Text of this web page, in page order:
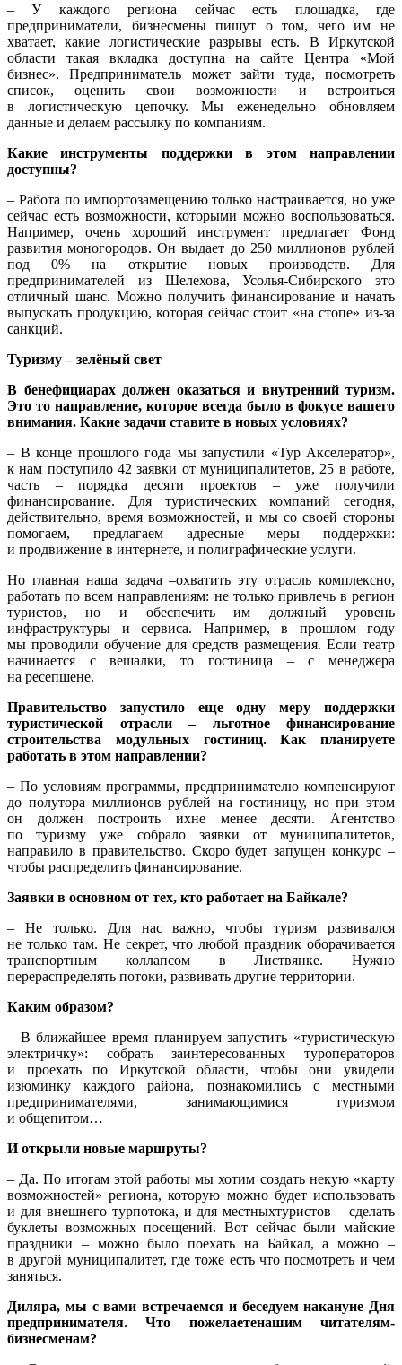
– У каждого региона сейчас есть площадка, где
предприниматели, бизнесмены пишут о том, чего им не
хватает, какие логистические разрывы есть. В Иркутской
области такая вкладка доступна на сайте Центра «Мой
бизнес». Предприниматель может зайти туда, посмотреть
список, оценить свои возможности и встроиться
в логистическую цепочку. Мы еженедельно обновляем
данные и делаем рассылку по компаниям.
Какие инструменты поддержки в этом направлении
доступны?
– Работа по импортозамещению только настраивается, но уже
сейчас есть возможности, которыми можно воспользоваться.
Например, очень хороший инструмент предлагает Фонд
развития моногородов. Он выдает до 250 миллионов рублей
под 0% на открытие новых производств. Для
предпринимателей из Шелехова, Усолья-Сибирского это
отличный шанс. Можно получить финансирование и начать
выпускать продукцию, которая сейчас стоит «на стопе» из-за
санкций.
Туризму – зелёный свет
В бенефициарах должен оказаться и внутренний туризм.
Это то направление, которое всегда было в фокусе вашего
внимания. Какие задачи ставите в новых условиях?
– В конце прошлого года мы запустили «Тур Акселератор»,
к нам поступило 42 заявки от муниципалитетов, 25 в работе,
часть – порядка десяти проектов – уже получили
финансирование. Для туристических компаний сегодня,
действительно, время возможностей, и мы со своей стороны
помогаем, предлагаем адресные меры поддержки:
и продвижение в интернете, и полиграфические услуги.
Но главная наша задача –охватить эту отрасль комплексно,
работать по всем направлениям: не только привлечь в регион
туристов, но и обеспечить им должный уровень
инфраструктуры и сервиса. Например, в прошлом году
мы проводили обучение для средств размещения. Если театр
начинается с вешалки, то гостиница – с менеджера
на ресепшене.
Правительство запустило еще одну меру поддержки
туристической отрасли – льготное финансирование
строительства модульных гостиниц. Как планируете
работать в этом направлении?
– По условиям программы, предпринимателю компенсируют
до полутора миллионов рублей на гостиницу, но при этом
он должен построить ихне менее десяти. Агентство
по туризму уже собрало заявки от муниципалитетов,
направило в правительство. Скоро будет запущен конкурс –
чтобы распределить финансирование.
Заявки в основном от тех, кто работает на Байкале?
– Не только. Для нас важно, чтобы туризм развивался
не только там. Не секрет, что любой праздник оборачивается
транспортным коллапсом в Листвянке. Нужно
перераспределять потоки, развивать другие территории.
Каким образом?
– В ближайшее время планируем запустить «туристическую
электричку»: собрать заинтересованных туроператоров
и проехать по Иркутской области, чтобы они увидели
изюминку каждого района, познакомились с местными
предпринимателями, занимающимися туризмом
и общепитом…
И открыли новые маршруты?
– Да. По итогам этой работы мы хотим создать некую «карту
возможностей» региона, которую можно будет использовать
и для внешнего турпотока, и для местныхтуристов – сделать
буклеты возможных посещений. Вот сейчас были майские
праздники – можно было поехать на Байкал, а можно –
в другой муниципалитет, где тоже есть что посмотреть и чем
заняться.
Диляра, мы с вами встречаемся и беседуем накануне Дня
предпринимателя. Что пожелаетенашим читателям-
бизнесменам?